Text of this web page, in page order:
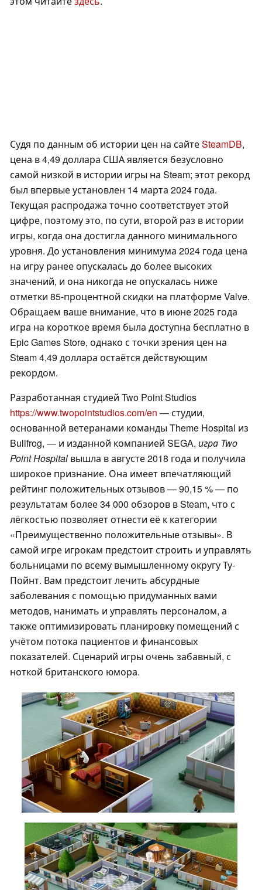
Судя по данным об истории цен на сайтеSteamDB,
цена в 4,49 доллара США является безусловно
самой низкой в истории игры на Steam; этот рекорд
был впервые установлен 14 марта 2024 года.
Текущая распродажа точно соответствует этой
цифре, поэтому это, по сути, второй раз в истории
игры, когда она достигла данного минимального
уровня. До установления минимума 2024 года цена
на игру ранее опускалась до более высоких
значений, и она никогда не опускалась ниже
отметки 85-процентной скидки на платформе Valve.
Обращаем ваше внимание, что в июне 2025 года
игра на короткое время была доступна бесплатно в
Epic Games Store, однако с точки зрения цен на
Steam 4,49 доллара остаётся действующим
рекордом.
Разработанная студией Two Point Studios
https://www.twopointstudios.com/en — студии,
основанной ветеранами команды Theme Hospital из
Bullfrog, — и изданной компанией SEGA, игра Two
Point Hospital вышла в августе 2018 года и получила
широкое признание. Она имеет впечатляющий
рейтинг положительных отзывов — 90,15 % — по
результатам более 34 000 обзоров в Steam, что с
лёгкостью позволяет отнести её к категории
«Преимущественно положительные отзывы». В
самой игре игрокам предстоит строить и управлять
больницами по всему вымышленному округу Ту-
Пойнт. Вам предстоит лечить абсурдные
заболевания с помощью придуманных вами
методов, нанимать и управлять персоналом, а
также оптимизировать планировку помещений с
учётом потока пациентов и финансовых
показателей. Сценарий игры очень забавный, с
ноткой британского юмора.